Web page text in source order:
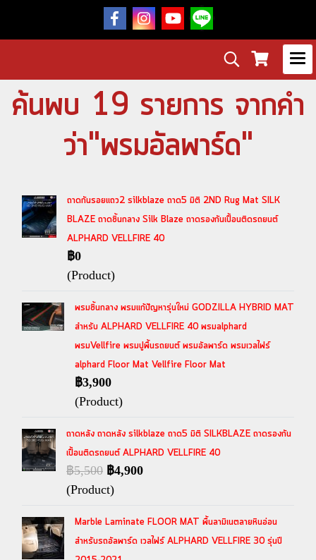
ค้นพบ 19 รายการ จากคำ
ว่า"พรมอัลพาร์ด"
ถาดกันรอยแถว2 silkblaze ถาด5 มิติ 2ND Rug Mat SILK
BLAZE ถาดชิ้นกลาง Silk Blaze ถาดรองกันเปื้อนติดรถยนต์
ALPHARD VELLFIRE 40
฿0
(Product)
พรมชิ้นกลาง พรมแก้ปัญหารุ่นใหม่ GODZILLA HYBRID MAT
สำหรับ ALPHARD VELLFIRE 40 พรมalphard
พรมVellfire พรมปูพื้นรถยนต์ พรมอัลพาร์ด พรมเวลไฟร์
alphard Floor Mat Vellfire Floor Mat
฿3,900
(Product)
ถาดหลัง ถาดหลัง silkblaze ถาด5 มิติ SILKBLAZE ถาดรองกัน
เปื้อนติดรถยนต์ ALPHARD VELLFIRE 40
฿5,500 ฿4,900
(Product)
Marble Laminate FLOOR MAT พื้นลามิเนตลายหินอ่อน
สำหรับรถอัลพาร์ด เวลไฟร์ ALPHARD VELLFIRE 30 รุ่นปี